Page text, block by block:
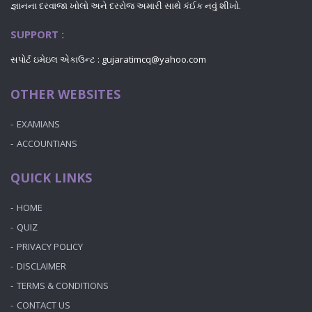
જ્ઞાનના દરવાજા ખોલો અને દરરોજ અમારી સાથે કંઈક નવું શીખો.
SUPPORT :
સપોર્ટ ઇમેઇલ એકાઉન્ટ : gujaratimcq@yahoo.com
OTHER WEBSITES
EXAMIANS
ACCOUNTIANS
QUICK LINKS
HOME
QUIZ
PRIVACY POLICY
DISCLAIMER
TERMS & CONDITIONS
CONTACT US